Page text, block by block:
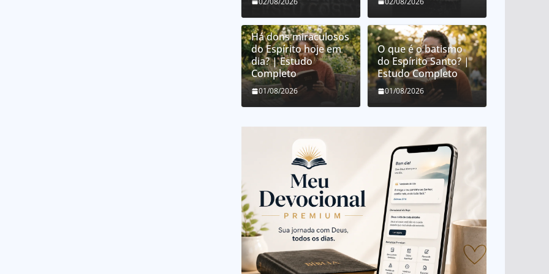
Há dons miraculosos
do Espírito hoje em
dia? | Estudo
Completo
01/08/2026
O que é o batismo
do Espírito Santo? |
Estudo Completo
01/08/2026